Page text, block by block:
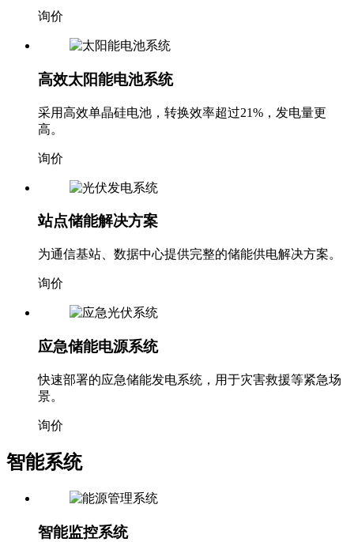
询价
高效太阳能电池系统
采用高效单晶硅电池，转换效率超过21%，发电量更
高。
询价
站点储能解决方案
为通信基站、数据中心提供完整的储能供电解决方案。
询价
应急储能电源系统
快速部署的应急储能发电系统，用于灾害救援等紧急场
景。
询价
智能系统
智能监控系统